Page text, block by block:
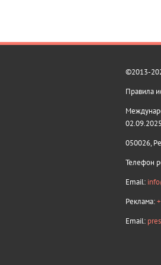
©2013-
Правила
050026,
Телефон
Email:
Реклама:
Email: